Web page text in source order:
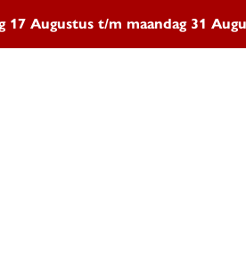
Augustus t/m maandag 31